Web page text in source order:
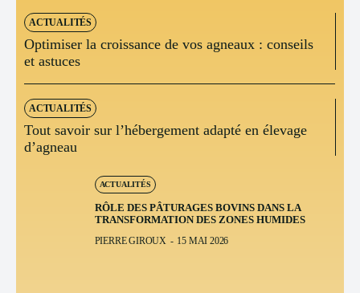
ACTUALITÉS
Optimiser la croissance de vos agneaux : conseils
et astuces
ACTUALITÉS
Tout savoir sur l’hébergement adapté en élevage
d’agneau
ACTUALITÉS
RÔLE DES PÂTURAGES BOVINS DANS LA
TRANSFORMATION DES ZONES HUMIDES
PIERRE GIROUX - 15 MAI 2026